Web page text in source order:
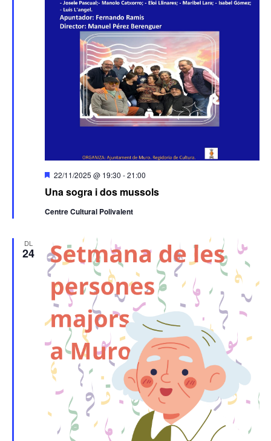
Una sogra i dos mussols
Destacats
22/11/2025 @ 19:30 -21:00
Centre Cultural Polivalent
DL
24